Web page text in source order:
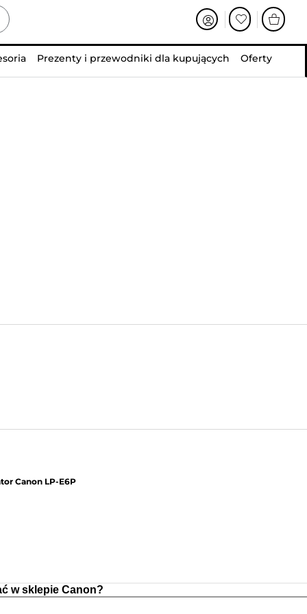
Prezenty i przewodniki dla kupujących Oferty
Canon LP-E6P
w sklepie Canon?